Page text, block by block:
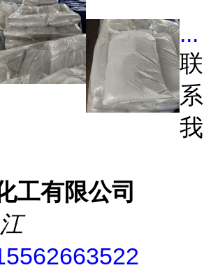
...
联
系
我
工有限公司